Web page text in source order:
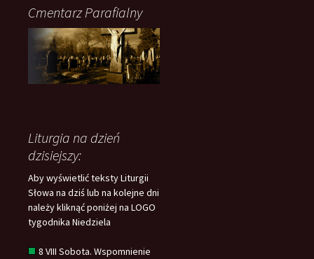
Cmentarz Parafialny
Liturgia na dzień
dzisiejszy:
Aby wyświetlić teksty Liturgii
Słowa na dziś lub na kolejne dni
należy kliknąć poniżej na LOGO
tygodnika Niedziela
8 VIII Sobota. Wspomnienie